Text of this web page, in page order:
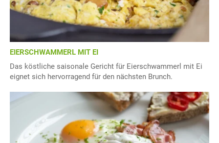
EIERSCHWAMMERL MIT EI
Das köstliche saisonale Gericht für Eierschwammerl mit Ei
eignet sich hervorragend für den nächsten Brunch.